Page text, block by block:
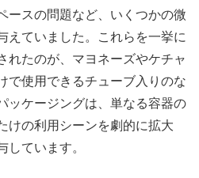
ースの問題など、いくつかの微
えていました。これらを一挙に
れたのが、マヨネーズやケチャ
で使用できるチューブ入りのな
ッケージングは、単なる容器の
けの利用シーンを劇的に拡大
しています。